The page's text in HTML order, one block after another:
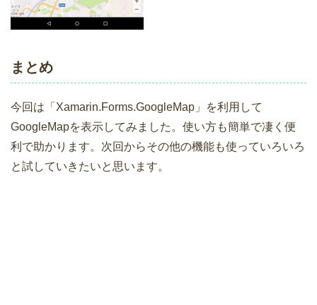
まとめ
今回は「Xamarin.Forms.GoogleMap」を利用して
GoogleMapを表示してみました。使い方も簡単で凄く便
利で助かります。次回からその他の機能も使っていろいろ
と試していきたいと思います。